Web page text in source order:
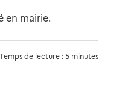
en mairie.
Temps de lecture : 5 minutes